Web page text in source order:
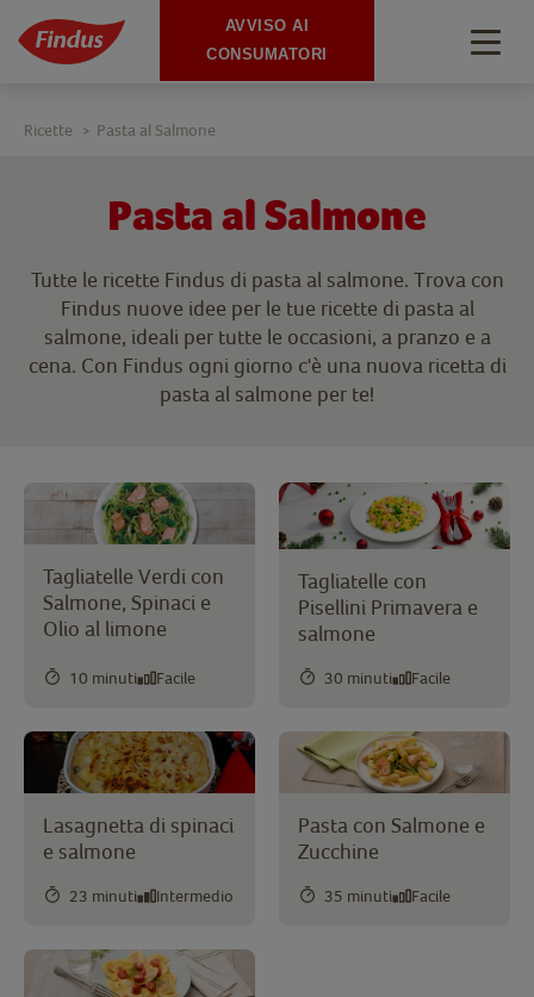
Pasta al Salmone
Tutte le ricette Findus di pasta al salmone. Trova con
Findus nuove idee per le tue ricette di pasta al
salmone, ideali per tutte le occasioni, a pranzo e a
cena. Con Findus ogni giorno c'è una nuova ricetta di
pasta al salmone per te!
Ricette > Pasta al Salmone
Tagliatelle Verdi con
Salmone, Spinaci e
Olio al limone
10 minuti Facile
Tagliatelle con
Pisellini Primavera e
salmone
30 minuti Facile
Lasagnetta di spinaci
e salmone
23 minuti Intermedio
Pasta con Salmone e
Zucchine
35 minuti Facile
AVVISO AI
CONSUMATORI